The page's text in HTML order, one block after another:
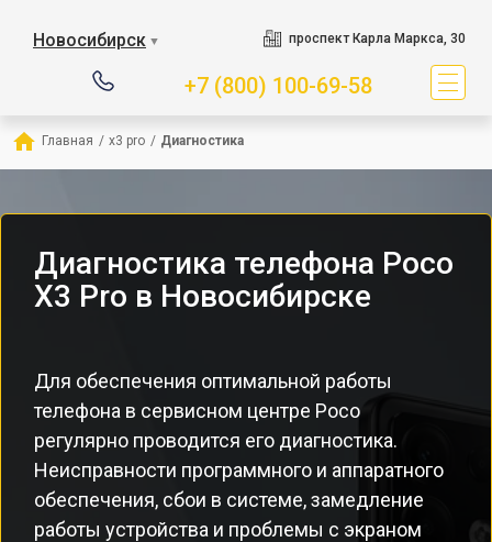
Новосибирск ▼ проспект Карла Маркса, 30
+7 (800) 100-69-58
Главная / x3 pro / Диагностика
Диагностика телефона Poco
X3 Pro в Новосибирске
Для обеспечения оптимальной работы
телефона в сервисном центре Poco
регулярно проводится его диагностика.
Неисправности программного и аппаратного
обеспечения, сбои в системе, замедление
работы устройства и проблемы с экраном